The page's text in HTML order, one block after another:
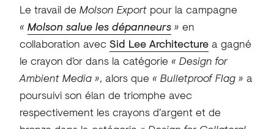
Le travail de Molson Exportpour la campagne
« Molson salue les dépanneurs» en
collaboration avec Sid Lee Architecturea gagné
le crayon d’or dans la catégorie « Design for
Ambient Media », alors que « Bulletproof Flag » a
poursuivi son élan de triomphe avec
respectivement les crayons d’argent et de